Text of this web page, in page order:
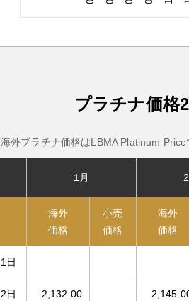
プラチナ価格
海外プラチナ価格はLBMA Platinum Price
1月
海外
価格
小売
価格
海外
価格
1日
2日 2,132.00